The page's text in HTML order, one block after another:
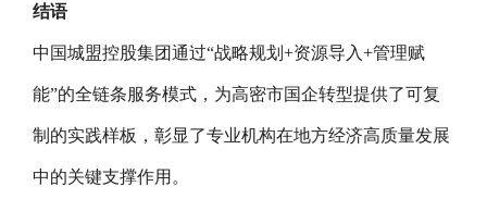
结语
中国城盟控股集团通过“战略规划+资源导入+管理赋
能”的全链条服务模式，为高密市国企转型提供了可复
制的实践样板，彰显了专业机构在地方经济高质量发展
中的关键支撑作用。